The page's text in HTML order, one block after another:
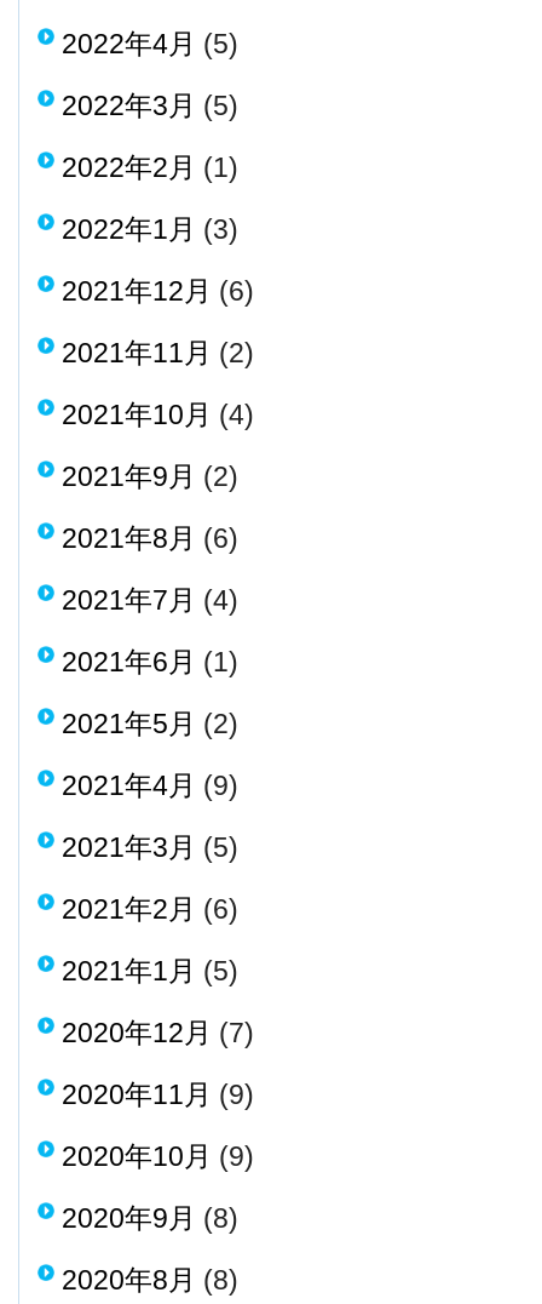
2022年4月 (5)
2022年3月 (5)
2022年2月 (1)
2022年1月 (3)
2021年12月 (6)
2021年11月 (2)
2021年10月 (4)
2021年9月 (2)
2021年8月 (6)
2021年7月 (4)
2021年6月 (1)
2021年5月 (2)
2021年4月 (9)
2021年3月 (5)
2021年2月 (6)
2021年1月 (5)
2020年12月 (7)
2020年11月 (9)
2020年10月 (9)
2020年9月 (8)
2020年8月 (8)